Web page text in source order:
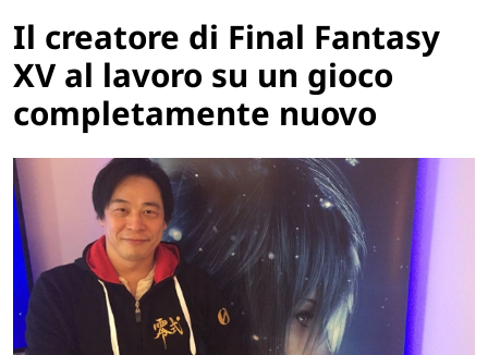
Il creatore di Final Fantasy
XV al lavoro su un gioco
completamente nuovo